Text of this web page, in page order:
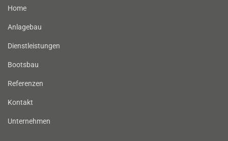
Home
Anlagebau
Dienstleistungen
Bootsbau
Referenzen
Kontakt
Unternehmen